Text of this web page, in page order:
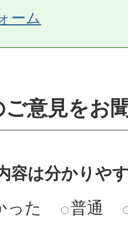
ーム
意見をお
容は分かりや
った
普通